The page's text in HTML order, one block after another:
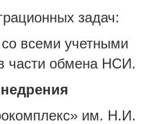
задач:
всеми учетными
части обмена НСИ.
им. Н.И.